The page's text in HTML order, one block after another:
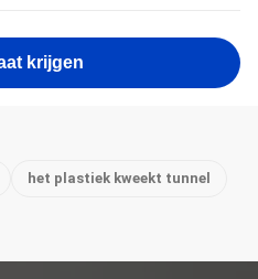
krijgen
het plastiek kweekt tunnel